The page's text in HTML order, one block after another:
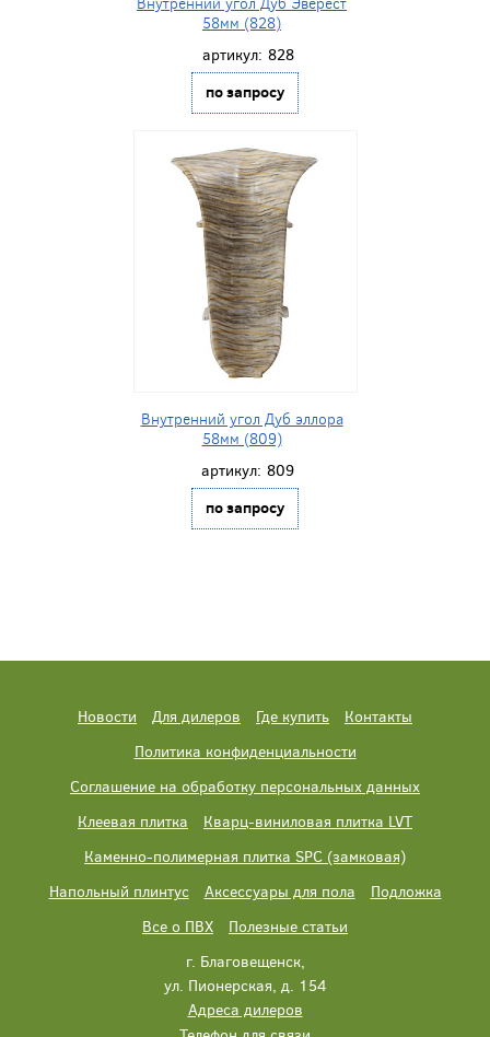
58мм (828)
артикул: 828
по запросу
Внутренний угол Дуб эллора
58мм (809)
артикул: 809
по запросу
Новости Для дилеров Где купить
Контакты
Политика конфиденциальности
Соглашение на обработку персональных данных
Клеевая плитка
Кварц-виниловая плитка LVT
Каменно-полимерная плитка SPC (замковая)
Напольный плинтус
Аксессуары для пола
Подложка
Все о ПВХ
Полезные статьи
г. Благовещенск,
ул. Пионерская, д. 154
Адреса дилеров